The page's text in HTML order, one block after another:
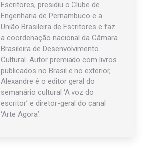
Escritores, presidiu o Clube de
Engenharia de Pernambuco e a
União Brasileira de Escritores e faz
a coordenação nacional da Câmara
Brasileira de Desenvolvimento
Cultural. Autor premiado com livros
publicados no Brasil e no exterior,
Alexandre é o editor geral do
semanário cultural ‘A voz do
escritor’ e diretor-geral do canal
‘Arte Agora’.